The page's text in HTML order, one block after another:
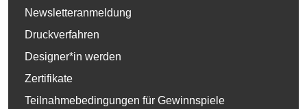
Newsletteranmeldung
Druckverfahren
Designer*in werden
Zertifikate
Teilnahmebedingungen für Gewinnspiele